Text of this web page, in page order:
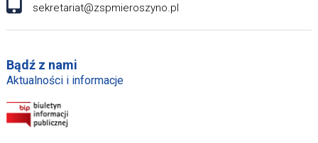
sekretariat@zspmieroszyno.pl
Bądź z nami
Aktualności i informacje